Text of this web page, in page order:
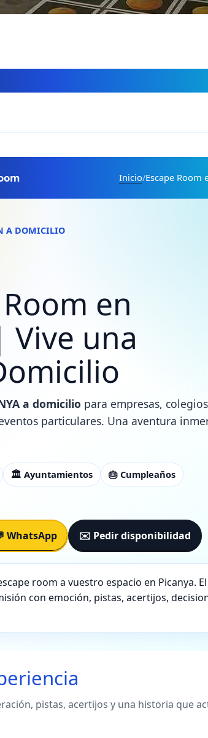
Inicio/Escape Room
A DOMICILIO
en
Vive una
a domicilio para empresas,
particulares. Una aventura
🏛️ Ayuntamientos
🎂 Cumpleaños
WhatsApp ✉️ Pedir disponibilidad
room a vuestro espacio en Picanya. El
con emoción, pistas, acertijos,
pistas, acertijos y una historia que